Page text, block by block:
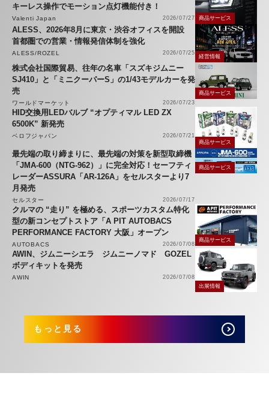
キーレス操作でモーション点灯機能付き！
Valenti Japan 2026/07/27 商品サービス
ALESS、2026年8月に東京・渋谷オフィスを開設
首都圏での営業・情報発信体制を強化
ALESS/ROZEL 2026/07/25
経営情報
株式会社国際貿易、往年の名車「スズキジムニー
SJ410」と「ミニクーパーS」の1/43モデルカーを発
売
ワールドマーケット 2026/07/23
商品サービス
HID交換用LEDバルブ “オプティマル LED ZX
6500K” 新発売
ベロフジャパン
2026/07/21
商品サービス
最先端の取り締まりに、最先端の対策を新型取締機
「JMA-600（NTG-962）」に完全対応！セーフティ
レーダーASSURA「AR-126A」をセルスターより7
月発売
セルスター 2026/07/17
商品サービス
クルマの “走り” を極める、スポーツカスタム特化
型の新コンセプトストア「A PIT AUTOBACS
PERFORMANCE FACTORY 大阪」オープン
AUTOBACS 2026/07/08
商品サービス
AWIN、ジムニーシエラ ジムニーノマド GOZEL
ボディキットを発売
AWIN
2026/07/08
出展情報
もっと見る